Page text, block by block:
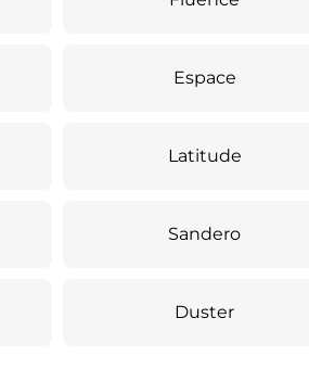
Espace
Latitude
Sandero
Duster